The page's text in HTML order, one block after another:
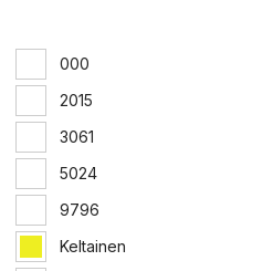
000
2015
3061
5024
9796
Keltainen